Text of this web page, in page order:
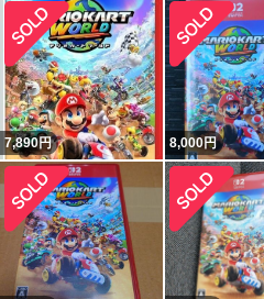
7,890円 8,000円